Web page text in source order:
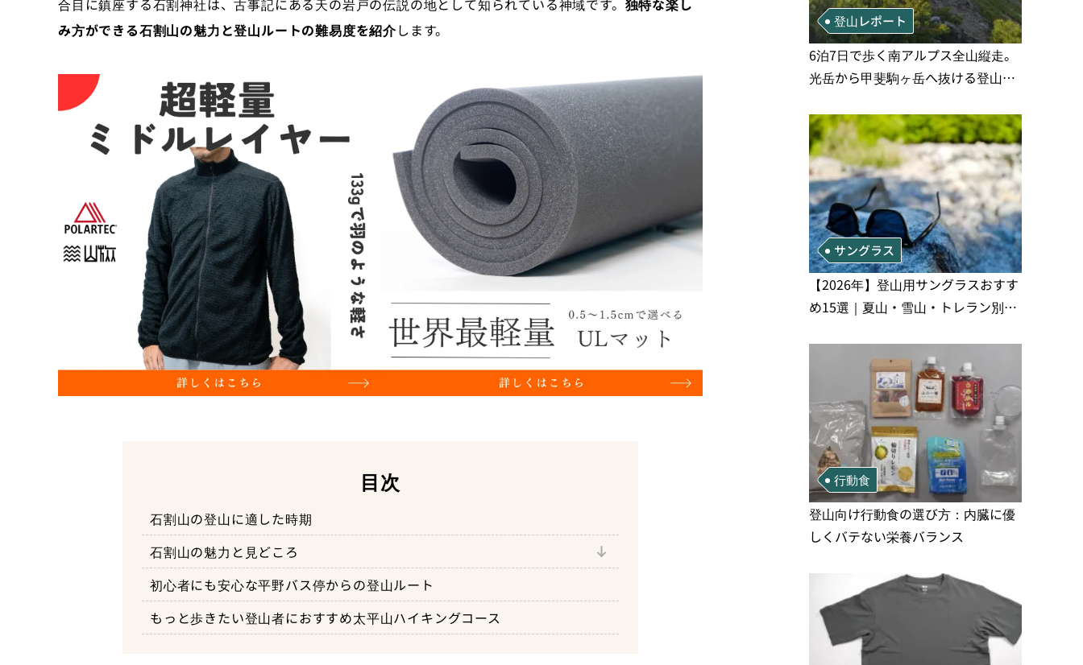
合目に鎮座する石割神社は、古事記にある天の岩戸の伝説の地として知られている神域です。 独特な楽し
み方ができる石割山の魅力と登山ルートの難易度を紹介します。
目次
石割山の登山に適した時期
石割山の魅力と見どころ
神秘のパワースポットとして知られる石割神社
わずか1時間半ほどで富士山と山中湖の眺望を楽しめる
様々な登山ルートプランが楽しめる
初心者にも安心な平野バス停からの登山ルート
もっと歩きたい登山者におすすめ太平山ハイキングコース
登山レポート
6泊7日で歩く南アルプス全山縦走。
光岳から甲斐駒ヶ岳へ抜ける登山の
サングラス
【2026年】登山用サングラスおすす
め15選｜夏山・雪山・トレラン別、
行動食
登山向け行動食の選び方：内臓に優
しくバテない栄養バランス